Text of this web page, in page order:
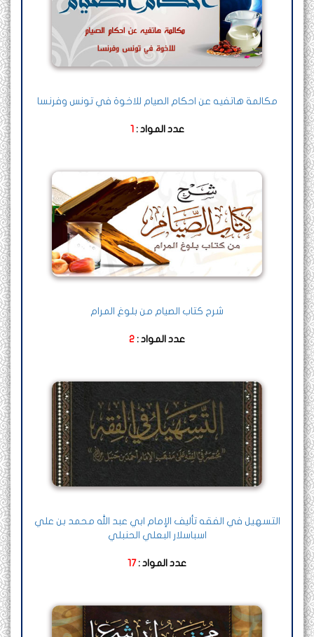
مكالمة هاتفيه عن احكام الصيام للاخوة في تونس وفرنسا
عدد المواد : 1
شرح كتاب الصيام من بلوغ المرام
عدد المواد : 2
التسهيل في الفقه تأليف الإمام ابي عبد الله محمد بن علي
اسباسلار البعلي الحنبلي
عدد المواد :17